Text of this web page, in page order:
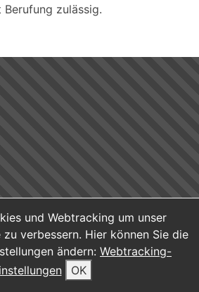
zulässig.
und Webtracking um unser
verbessern. Hier können Sie die
ändern: Webtracking-
OK